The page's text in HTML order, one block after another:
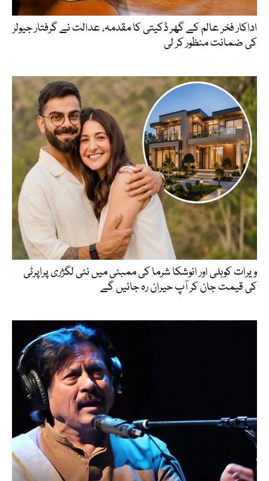
اداکار فخر عالم کے گھر ڈکیتی کا مقدمہ، عدالت نے گرفتار جیولر
کی ضمانت منظور کر لی
ویرات کوہلی اور انوشکا شرما کی ممبئی میں نئی لگژری پراپرٹی
کی قیمت جان کر آپ حیران رہ جائیں گے